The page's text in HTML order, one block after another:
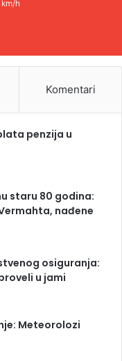
km/h
Komentari
penzija u
staru 80 godina:
nađene
osiguranja:
u jami
Meteorolozi